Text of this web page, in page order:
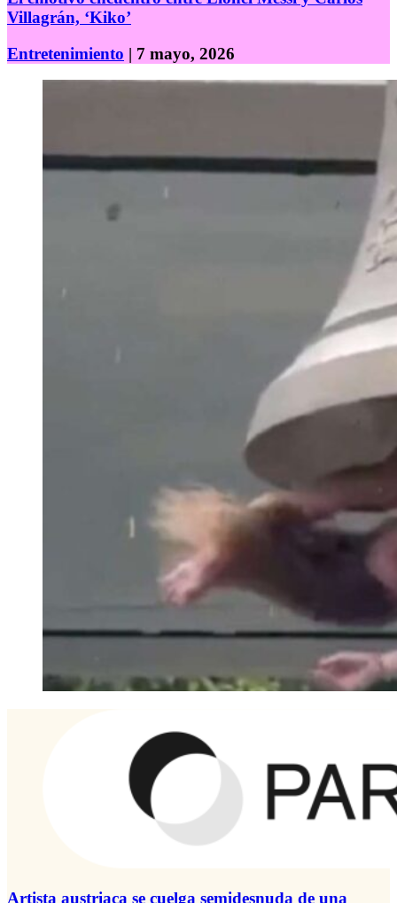
Villagrán, ‘Kiko’
Entretenimiento | 7 mayo, 2026
Artista austriaca se cuelga semidesnuda de una